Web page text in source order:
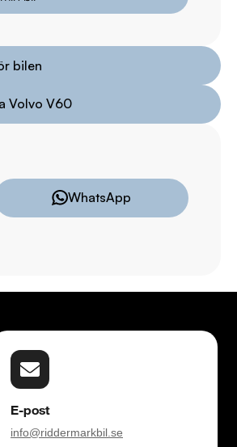
priser. Gör ditt bilköp tryggt och
finansiering och 14 dagars fri
bilen
Volvo V60
WhatsApp
E-post
info@riddermarkbil.se